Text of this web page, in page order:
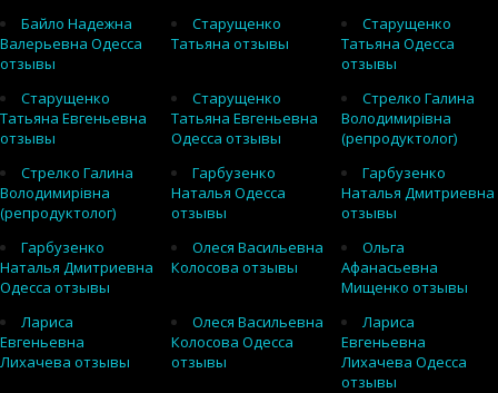
Байло Надежна
Валерьевна Одесса
отзывы
Старущенко
Татьяна отзывы
Старущенко
Татьяна Одесса
отзывы
Старущенко
Татьяна Евгеньевна
отзывы
Старущенко
Татьяна Евгеньевна
Одесса отзывы
Стрелко Галина
Володимирівна
(репродуктолог)
Стрелко Галина
Володимирівна
(репродуктолог)
Гарбузенко
Наталья Одесса
отзывы
Гарбузенко
Наталья Дмитриевна
отзывы
Гарбузенко
Наталья Дмитриевна
Одесса отзывы
Олеся Васильевна
Колосова отзывы
Ольга
Афанасьевна
Мищенко отзывы
Лариса
Евгеньевна
Лихачева отзывы
Олеся Васильевна
Колосова Одесса
отзывы
Лариса
Евгеньевна
Лихачева Одесса
отзывы